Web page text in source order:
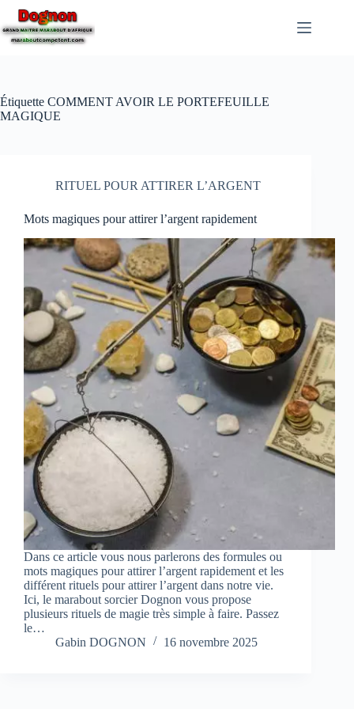
Étiquette COMMENT AVOIR LE PORTEFEUILLE
MAGIQUE
RITUEL POUR ATTIRER L’ARGENT
Mots magiques pour attirer l’argent rapidement
Dans ce article vous nous parlerons des formules ou
mots magiques pour attirer l’argent rapidement et les
différent rituels pour attirer l’argent dans notre vie.
Ici, le marabout sorcier Dognon vous propose
plusieurs rituels de magie très simple à faire. Passez
le…
Gabin DOGNON
16 novembre 2025